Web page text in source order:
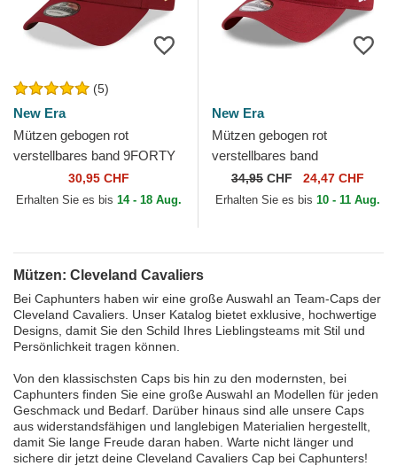
(5)
New Era
Mützen gebogen rot
verstellbares band 9FORTY
The League der Cleveland
Cavaliers NBA von New Era
30,95 CHF
Erhalten Sie es bis 14 - 18 Aug.
New Era
Mützen gebogen rot
verstellbares band
9TWENTY Draft Edition 2023
der Cleveland Cavaliers NBA
34,95 CHF 24,47 CHF
Erhalten Sie es bis 10 - 11 Aug.
Mützen: Cleveland Cavaliers
Bei Caphunters haben wir eine große Auswahl an Team-Caps der
Cleveland Cavaliers. Unser Katalog bietet exklusive, hochwertige
Designs, damit Sie den Schild Ihres Lieblingsteams mit Stil und
Persönlichkeit tragen können.
Von den klassischsten Caps bis hin zu den modernsten, bei
Caphunters finden Sie eine große Auswahl an Modellen für jeden
Geschmack und Bedarf. Darüber hinaus sind alle unsere Caps
aus widerstandsfähigen und langlebigen Materialien hergestellt,
damit Sie lange Freude daran haben. Warte nicht länger und
sichere dir jetzt deine Cleveland Cavaliers Cap bei Caphunters!